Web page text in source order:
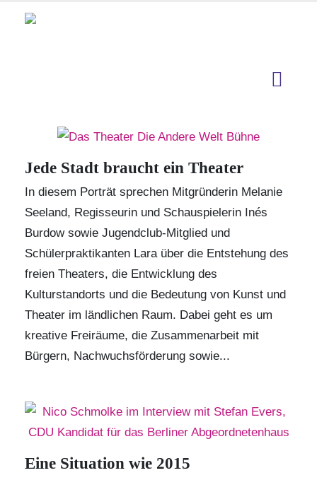
Jede Stadt braucht ein Theater
In diesem Porträt sprechen Mitgründerin Melanie
Seeland, Regisseurin und Schauspielerin Inés
Burdowsowie Jugendclub-Mitglied und
Schülerpraktikanten Lara über die Entstehung des
freien Theaters, die Entwicklung des
Kulturstandorts und die Bedeutung von Kunst und
Theater im ländlichen Raum. Dabei geht es um
kreative Freiräume, die Zusammenarbeit mit
Bürgern, Nachwuchsförderung sowie...
Eine Situation wie 2015